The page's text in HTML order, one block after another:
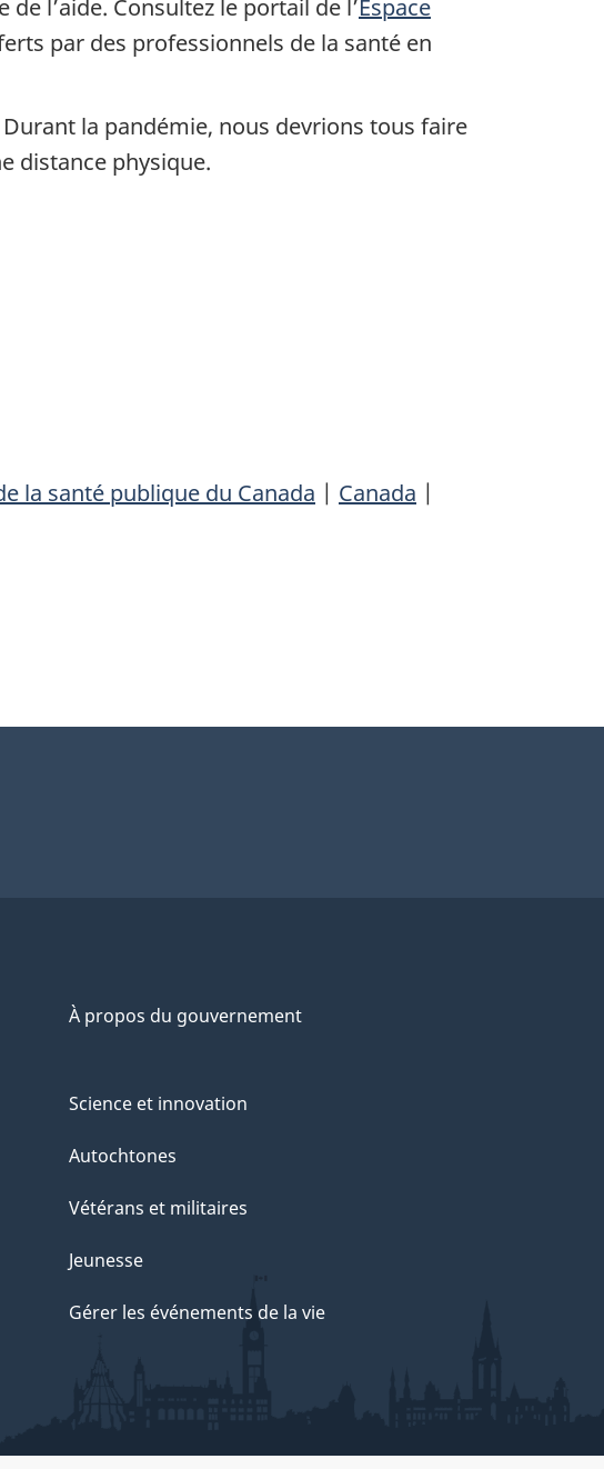
l’aide. Consultez le portail de l’Espace
par des professionnels de la santé en
la pandémie, nous devrions tous faire
distance physique.
la santé publique du Canada | Canada |
À propos du gouvernement
Science et innovation
Autochtones
Vétérans et militaires
Jeunesse
Gérer les événements de la vie